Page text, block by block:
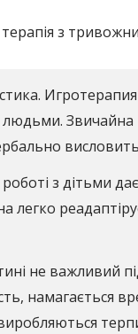
терапія з
людьми.
висловить
з дітьми
легко
не важливий
намагається